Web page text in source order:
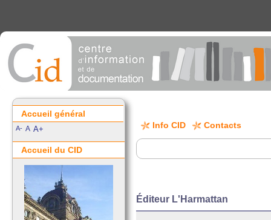
Info CID Contacts
Éditeur L'Harmattan
Accueil général
A- A A+
Accueil du CID